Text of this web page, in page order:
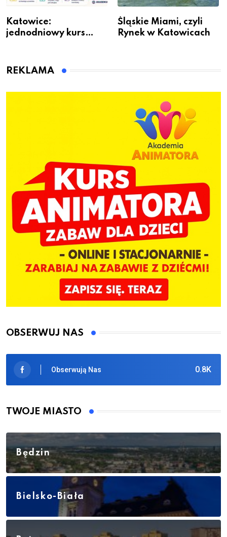
Katowice:
jednodniowy kurs
dzieci
Śląskie Miami, czyli
Rynek w Katowicach
REKLAMA
OBSERWUJ NAS
0.8K
Obserwują Nas
TWOJE MIASTO
Będzin
Bielsko-Biała